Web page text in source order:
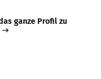
ganze Profil zu